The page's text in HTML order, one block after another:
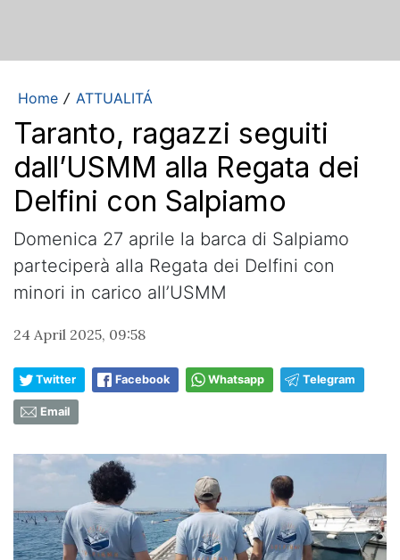
Home / ATTUALITÁ
Taranto, ragazzi seguiti
dall’USMM alla Regata dei
Delfini con Salpiamo
Domenica 27 aprile la barca di Salpiamo
parteciperà alla Regata dei Delfini con
minori in carico all’USMM
24 April 2025, 09:58
Twitter Facebook Whatsapp Telegram
Email